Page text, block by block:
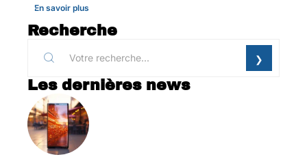
En savoir plus
Recherche
Les dernières news